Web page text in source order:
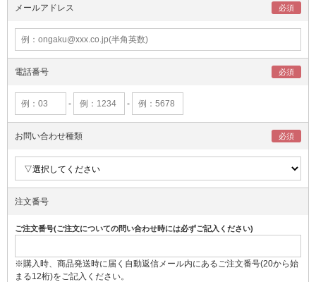
メールアドレス
電話番号
- -
お問い合わせ種類
注文番号
ご注文番号(ご注文についての問い合わせ時には必ずご記入ください)
※購入時、商品発送時に届く自動返信メール内にあるご注文番号(20から始
まる12桁)をご記入ください。